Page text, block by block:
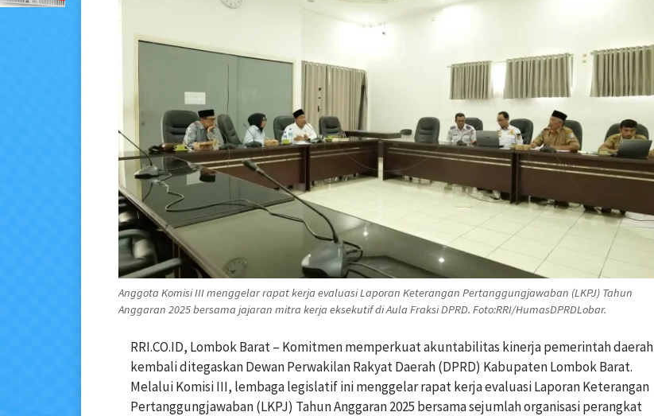
Anggota Komisi III menggelar rapat kerja evaluasi Laporan Keterangan Pertanggungjawaban (LKPJ) Tahun
Anggaran 2025 bersama jajaran mitra kerja eksekutif di Aula Fraksi DPRD. Foto:RRI/HumasDPRDLobar.
RRI.CO.ID, Lombok Barat – Komitmen memperkuat akuntabilitas kinerja pemerintah daerah
kembali ditegaskan Dewan Perwakilan Rakyat Daerah (DPRD) Kabupaten Lombok Barat.
Melalui Komisi III, lembaga legislatif ini menggelar rapat kerja evaluasi Laporan Keterangan
Pertanggungjawaban (LKPJ) Tahun Anggaran 2025 bersama sejumlah organisasi perangkat